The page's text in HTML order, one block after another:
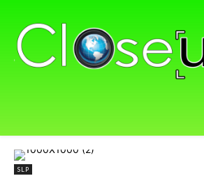
SLP